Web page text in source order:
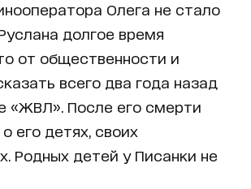
Олега не стало
долгое время
от общественности и
всего два года назад
«ЖВЛ». После его смерти
его детях, своих
Родных детей у Писанки не